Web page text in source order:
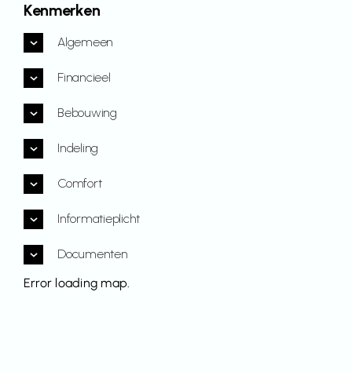
Kenmerken
Algemeen
Financieel
Bebouwing
Indeling
Comfort
Informatieplicht
Documenten
Error loading map.